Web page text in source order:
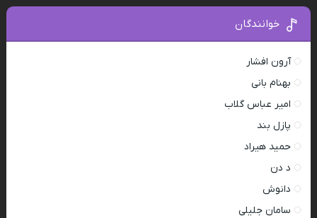
خوانندگان
آرون افشار
بهنام بانی
امیر عباس گلاب
پازل بند
حمید هیراد
د دن
دانوش
سامان جلیلی